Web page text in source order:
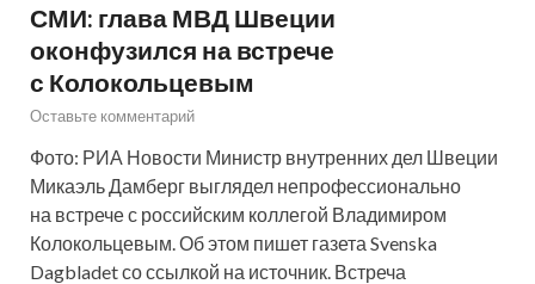
СМИ: глава МВД Швеции
оконфузился на встрече
с Колокольцевым
Оставьте комментарий
Фото: РИА Новости Министр внутренних дел Швеции
Микаэль Дамберг выглядел непрофессионально
на встрече с российским коллегой Владимиром
Колокольцевым. Об этом пишет газета Svenska
Dagbladet со ссылкой на источник. Встреча